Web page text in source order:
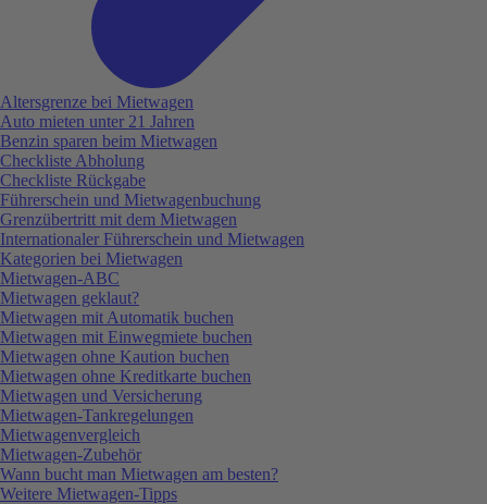
Altersgrenze bei Mietwagen
Auto mieten unter 21 Jahren
Benzin sparen beim Mietwagen
Checkliste Abholung
Checkliste Rückgabe
Führerschein und Mietwagenbuchung
Grenzübertritt mit dem Mietwagen
Internationaler Führerschein und Mietwagen
Kategorien bei Mietwagen
Mietwagen-ABC
Mietwagen geklaut?
Mietwagen mit Automatik buchen
Mietwagen mit Einwegmiete buchen
Mietwagen ohne Kaution buchen
Mietwagen ohne Kreditkarte buchen
Mietwagen und Versicherung
Mietwagen-Tankregelungen
Mietwagenvergleich
Mietwagen-Zubehör
Wann bucht man Mietwagen am besten?
Weitere Mietwagen-Tipps